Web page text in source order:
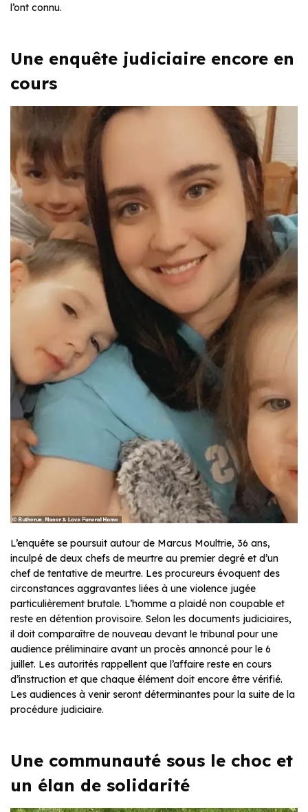
l’ont connu.
Une enquête judiciaire encore en
cours
L’enquête se poursuit autour de Marcus Moultrie, 36 ans,
inculpé de deux chefs de meurtre au premier degré et d’un
chef de tentative de meurtre. Les procureurs évoquent des
circonstances aggravantes liées à une violence jugée
particulièrement brutale. L’homme a plaidé non coupable et
reste en détention provisoire. Selon les documents judiciaires,
il doit comparaître de nouveau devant le tribunal pour une
audience préliminaire avant un procès annoncé pour le 6
juillet. Les autorités rappellent que l’affaire reste en cours
d’instruction et que chaque élément doit encore être vérifié.
Les audiences à venir seront déterminantes pour la suite de la
procédure judiciaire.
Une communauté sous le choc et
un élan de solidarité